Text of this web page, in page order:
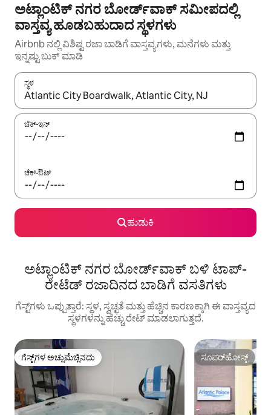
ಅಟ್ಲಾಂಟಿಕ್ ನಗರ ಬೋರ್ಡ್‌ವಾಕ್ ಸಮೀಪದಲ್ಲಿ
ವಾಸ್ತವ್ಯ ಹೂಡಬಹುದಾದ ಸ್ಥಳಗಳು
Airbnb ನಲ್ಲಿ ವಿಶಿಷ್ಟ ರಜಾ ಬಾಡಿಗೆ ವಾಸ್ತವ್ಯಗಳು, ಮನೆಗಳು ಮತ್ತು
ಇನ್ನಷ್ಟು ಬುಕ್ ಮಾಡಿ
ಸ್ಥಳ
ಫಲಿತಾಂಶಗಳು ಲಭ್ಯವಿರುವಾಗ, ಅಪ್ ಮತ್ತು ಡೌನ್ ಬಾಣದ ಕೀಲಿಗಳೊಂದಿಗೆ
ಚೆಕ್-ಇನ್
ಚೆಕ್-ಔಟ್
ಹುಡುಕಿ
ಅಟ್ಲಾಂಟಿಕ್ ನಗರ ಬೋರ್ಡ್‌ವಾಕ್ ಬಳಿ ಟಾಪ್-
ರೇಟೆಡ್ ರಜಾದಿನದ ಬಾಡಿಗೆ ವಸತಿಗಳು
ಗೆಸ್ಟ್‌ಗಳು ಒಪ್ಪುತ್ತಾರೆ: ಸ್ಥಳ, ಸ್ವಚ್ಛತೆ ಮತ್ತು ಹೆಚ್ಚಿನ ಕಾರಣಕ್ಕಾಗಿ ಈ ವಾಸ್ತವ್ಯದ
ಸ್ಥಳಗಳನ್ನು ಹೆಚ್ಚು ರೇಟ್ ಮಾಡಲಾಗುತ್ತದೆ.
ಗೆಸ್ಟ್‌ಗಳ ಅಚ್ಚುಮೆಚ್ಚಿನದು
ಗೆಸ್ಟ್‌ಗಳ ಅಚ್ಚುಮೆಚ್ಚಿನದು ಸೂಪರ್‌ಹೋಸ್ಟ್
ಸೂಪರ್‌ಹೋಸ್ಟ್